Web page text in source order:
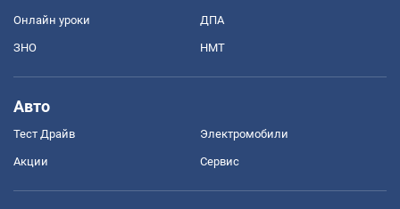
Онлайн уроки ДПА
ЗНО НМТ
Авто
Тест Драйв Электромобили
Акции Сервис